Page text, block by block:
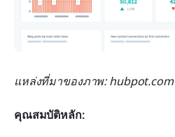
แหล่งที่มาของภาพ: hubpot.com
คุณสมบัติหลัก: